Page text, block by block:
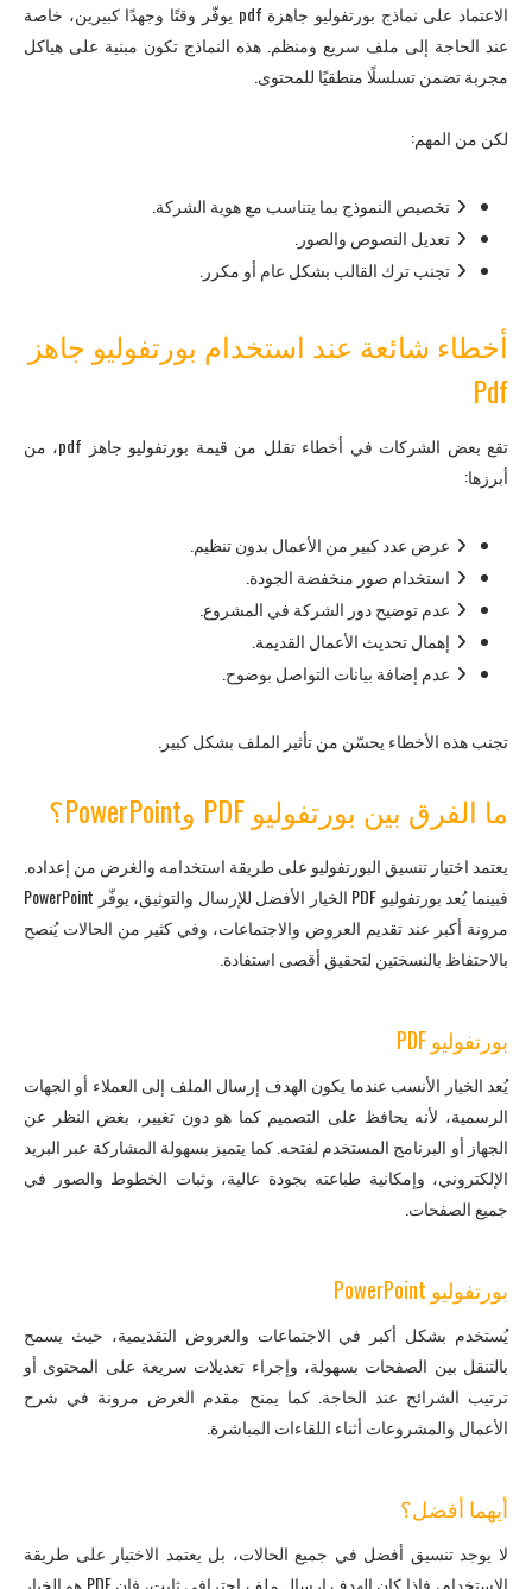
الاعتماد على نماذج بورتفوليو جاهزة pdf يوفّر وقتًا وجهدًا كبيرين، خاصة
عند الحاجة إلى ملف سريع ومنظم. هذه النماذج تكون مبنية على هياكل
مجربة تضمن تسلسلًا منطقيًا للمحتوى.
لكن من المهم:
تخصيص النموذج بما يتناسب مع هوية الشركة.
تعديل النصوص والصور.
تجنب ترك القالب بشكل عام أو مكرر.
أخطاء شائعة عند استخدام بورتفوليو جاهز
Pdf
تقع بعض الشركات في أخطاء تقلل من قيمة بورتفوليو جاهز pdf، من
أبرزها:
عرض عدد كبير من الأعمال بدون تنظيم.
استخدام صور منخفضة الجودة.
عدم توضيح دور الشركة في المشروع.
إهمال تحديث الأعمال القديمة.
عدم إضافة بيانات التواصل بوضوح.
تجنب هذه الأخطاء يحسّن من تأثير الملف بشكل كبير.
ما الفرق بين بورتفوليو PDF وPowerPoint؟
يعتمد اختيار تنسيق البورتفوليو على طريقة استخدامه والغرض من إعداده.
فبينما يُعد بورتفوليو PDF الخيار الأفضل للإرسال والتوثيق، يوفّر PowerPoint
مرونة أكبر عند تقديم العروض والاجتماعات، وفي كثير من الحالات يُنصح
بالاحتفاظ بالنسختين لتحقيق أقصى استفادة.
بورتفوليو PDF
يُعد الخيار الأنسب عندما يكون الهدف إرسال الملف إلى العملاء أو الجهات
الرسمية، لأنه يحافظ على التصميم كما هو دون تغيير، بغض النظر عن
الجهاز أو البرنامج المستخدم لفتحه. كما يتميز بسهولة المشاركة عبر البريد
الإلكتروني، وإمكانية طباعته بجودة عالية، وثبات الخطوط والصور في
جميع الصفحات.
بورتفوليو PowerPoint
يُستخدم بشكل أكبر في الاجتماعات والعروض التقديمية، حيث يسمح
بالتنقل بين الصفحات بسهولة، وإجراء تعديلات سريعة على المحتوى أو
ترتيب الشرائح عند الحاجة. كما يمنح مقدم العرض مرونة في شرح
الأعمال والمشروعات أثناء اللقاءات المباشرة.
أيهما أفضل؟
لا يوجد تنسيق أفضل في جميع الحالات، بل يعتمد الاختيار على طريقة
الاستخدام، فإذا كان الهدف إرسال ملف احترافي ثابت، فإن PDF هو الخيار